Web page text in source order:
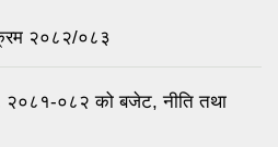
२०८२/०८३
२०८१-०८२ को बजेट, नीति तथा